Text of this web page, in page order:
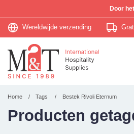
Wereldwijde verzending
Home Tags Bestek Rivoli Eternum
Producten
Door